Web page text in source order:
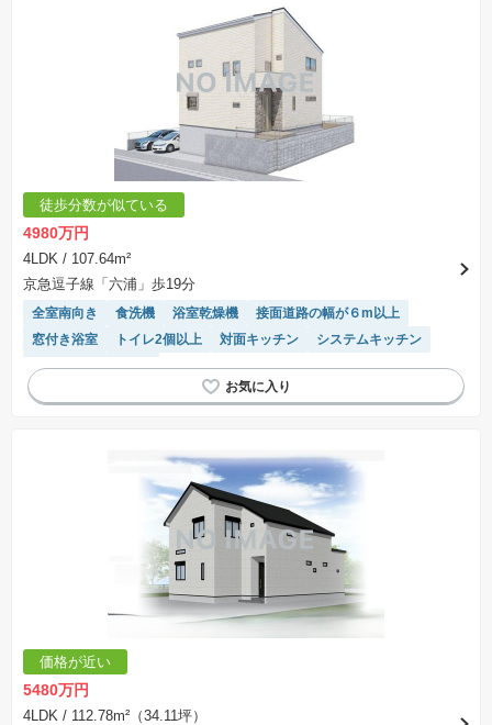
徒歩分数が似ている
4980万円
4LDK / 107.64m²
京急逗子線「六浦」歩19分
全室南向き 食洗機 浴室乾燥機
接面道路の幅が６m以上
窓付き浴室
トイレ2個以上 対面キッチン
システムキッチン
キッチン収納が多い
価格が近い
5480万円
4LDK / 112.78m²（34.11坪）